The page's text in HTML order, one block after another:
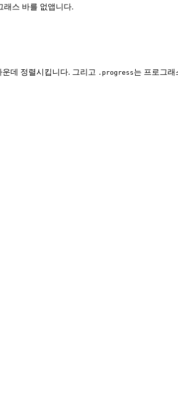
래스 바를 없앱니다.
데 정렬시킵니다. 그리고 .progress는 프로그래